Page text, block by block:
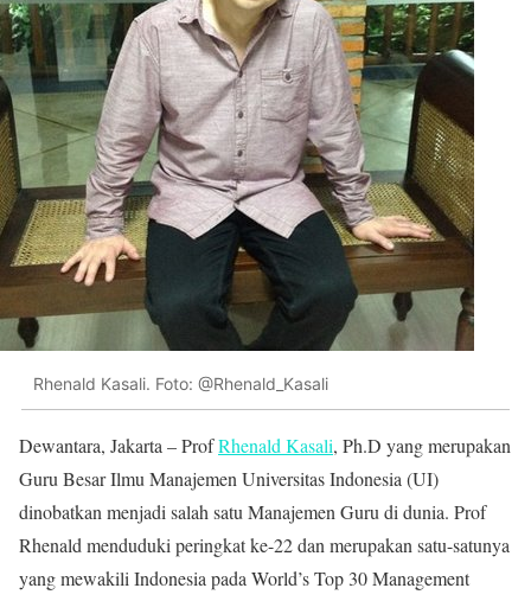
Rhenald Kasali. Foto: @Rhenald_Kasali
Dewantara, Jakarta – ProfRhenald Kasali, Ph.D yang merupakan
Guru Besar Ilmu Manajemen Universitas Indonesia (UI)
dinobatkan menjadi salah satu Manajemen Guru di dunia. Prof
Rhenald menduduki peringkat ke-22 dan merupakan satu-satunya
yang mewakili Indonesia pada World’s Top 30 Management